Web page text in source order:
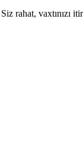
vaxtınızı